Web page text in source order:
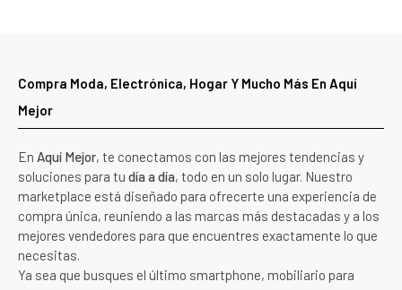
Compra Moda, Electrónica, Hogar Y Mucho Más En Aquí
Mejor
En Aquí Mejor, te conectamos con las mejores tendencias y
soluciones para tu día a día, todo en un solo lugar. Nuestro
marketplace está diseñado para ofrecerte una experiencia de
compra única, reuniendo a las marcas más destacadas y a los
mejores vendedores para que encuentres exactamente lo que
necesitas.
Ya sea que busques el último smartphone, mobiliario para